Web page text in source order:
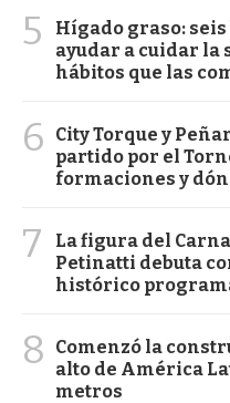
5
Hígado graso:
ayudar a cuidar la
hábitos que las
6
City Torque y
partido por el
formaciones y
7
La figura del
Petinatti debuta
histórico
8
Comenzó la
alto de América
metros